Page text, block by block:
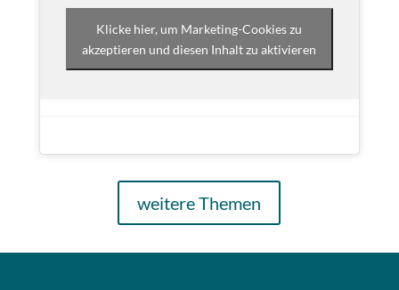
Klicke hier, um Marketing-Cookies zu
akzeptieren und diesen Inhalt zu aktivieren
weitere Themen